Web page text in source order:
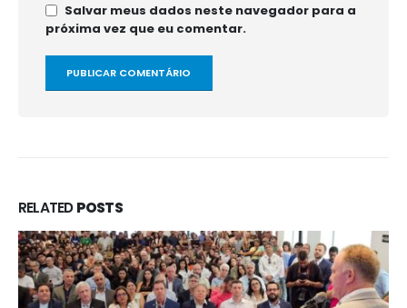
Salvar meus dados neste navegador para a
próxima vez que eu comentar.
RELATEDPOSTS